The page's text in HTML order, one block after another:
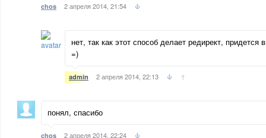
chos 2 апреля 2014, 21:54
нет, так как этот способ делает редирект, придется
=)
admin 2 апреля 2014, 22:13 ↑
понял, спасибо
chos 2 апреля 2014, 22:24